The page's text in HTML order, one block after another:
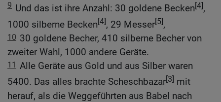
9 Und das ist ihre Anzahl: 30 goldene Becken[4],
1000 silberne Becken[4], 29 Messer[5],
10 30 goldene Becher, 410 silberne Becher von
zweiter Wahl, 1000 andere Geräte.
11 Alle Geräte aus Gold und aus Silber waren
5400. Das alles brachte Scheschbazar[3] mit
herauf, als die Weggeführten aus Babel nach